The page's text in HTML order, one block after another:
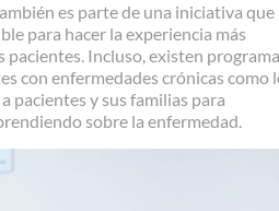
es parte de una iniciativa que
para hacer la experiencia más
pacientes. Incluso, existen
con enfermedades crónicas como
pacientes y sus familias para
sobre la enfermedad.